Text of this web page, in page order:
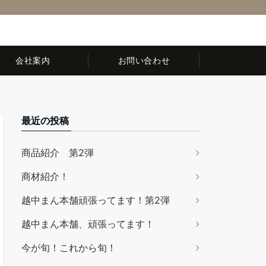
会社案内 お問い合わせ
最近の投稿
商品紹介 第2弾
商材紹介！
越中まん本舗頑張ってます！第2弾
越中まん本舗、頑張ってます！
今が旬！これから旬！